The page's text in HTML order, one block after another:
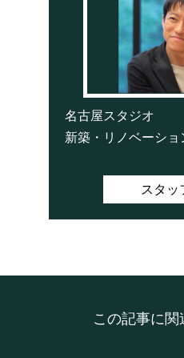
名古屋スタジオ
新築・リノベーシ
スタッ
この記事に